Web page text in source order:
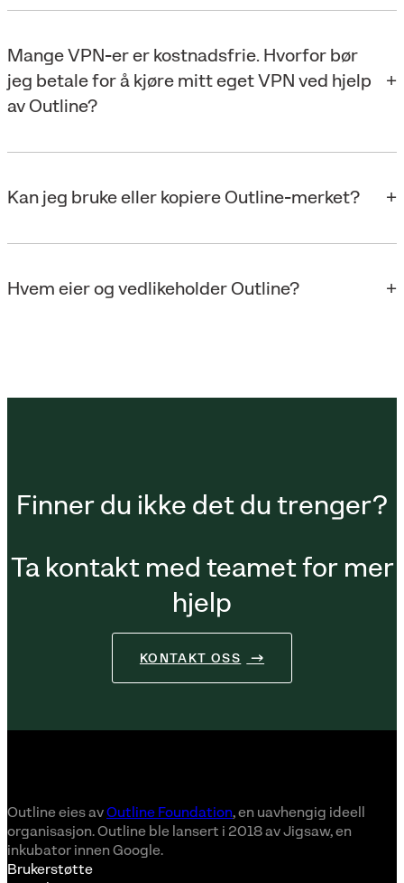
Mange VPN-er er kostnadsfrie. Hvorfor bør
jeg betale for å kjøre mitt eget VPN ved hjelp
av Outline?
Kan jeg bruke eller kopiere Outline-merket?
Hvem eier og vedlikeholder Outline?
Finner du ikke det du trenger?
Ta kontakt med teamet for mer
hjelp
KONTAKT OSS
Outline eies avOutline Foundation, en uavhengig ideell
organisasjon. Outline ble lansert i 2018 av Jigsaw, en
inkubator innen Google.
Brukerstøtte